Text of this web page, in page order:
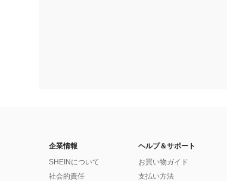
企業情報
SHEINについて
社会的責任
ヘルプ＆サポート
お買い物ガイド
支払い方法